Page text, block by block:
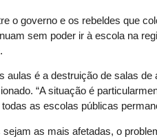
o governo e os rebeldes que
sem poder ir à escola na
.
aulas é a destruição de salas
“A situação é
as escolas públicas
as mais afetadas, o